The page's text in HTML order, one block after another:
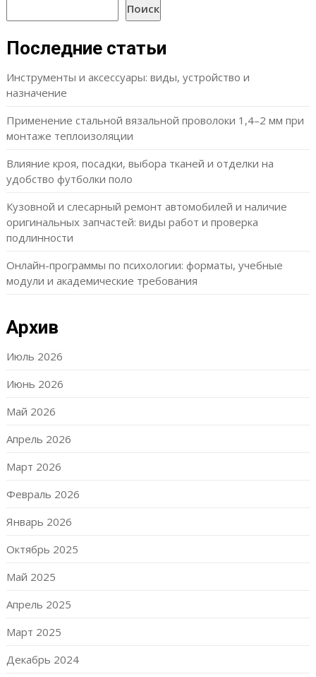
Поиск
Последние статьи
Инструменты и аксессуары: виды, устройство и
назначение
Применение стальной вязальной проволоки 1,4–2 мм при
монтаже теплоизоляции
Влияние кроя, посадки, выбора тканей и отделки на
удобство футболки поло
Кузовной и слесарный ремонт автомобилей и наличие
оригинальных запчастей: виды работ и проверка
подлинности
Онлайн-программы по психологии: форматы, учебные
модули и академические требования
Архив
Июль 2026
Июнь 2026
Май 2026
Апрель 2026
Март 2026
Февраль 2026
Январь 2026
Октябрь 2025
Май 2025
Апрель 2025
Март 2025
Декабрь 2024